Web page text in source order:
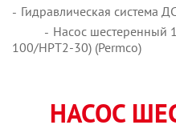
Гидравлическая система
Насос шестеренный
100/HPT2-30) (Permco)
НАСОС